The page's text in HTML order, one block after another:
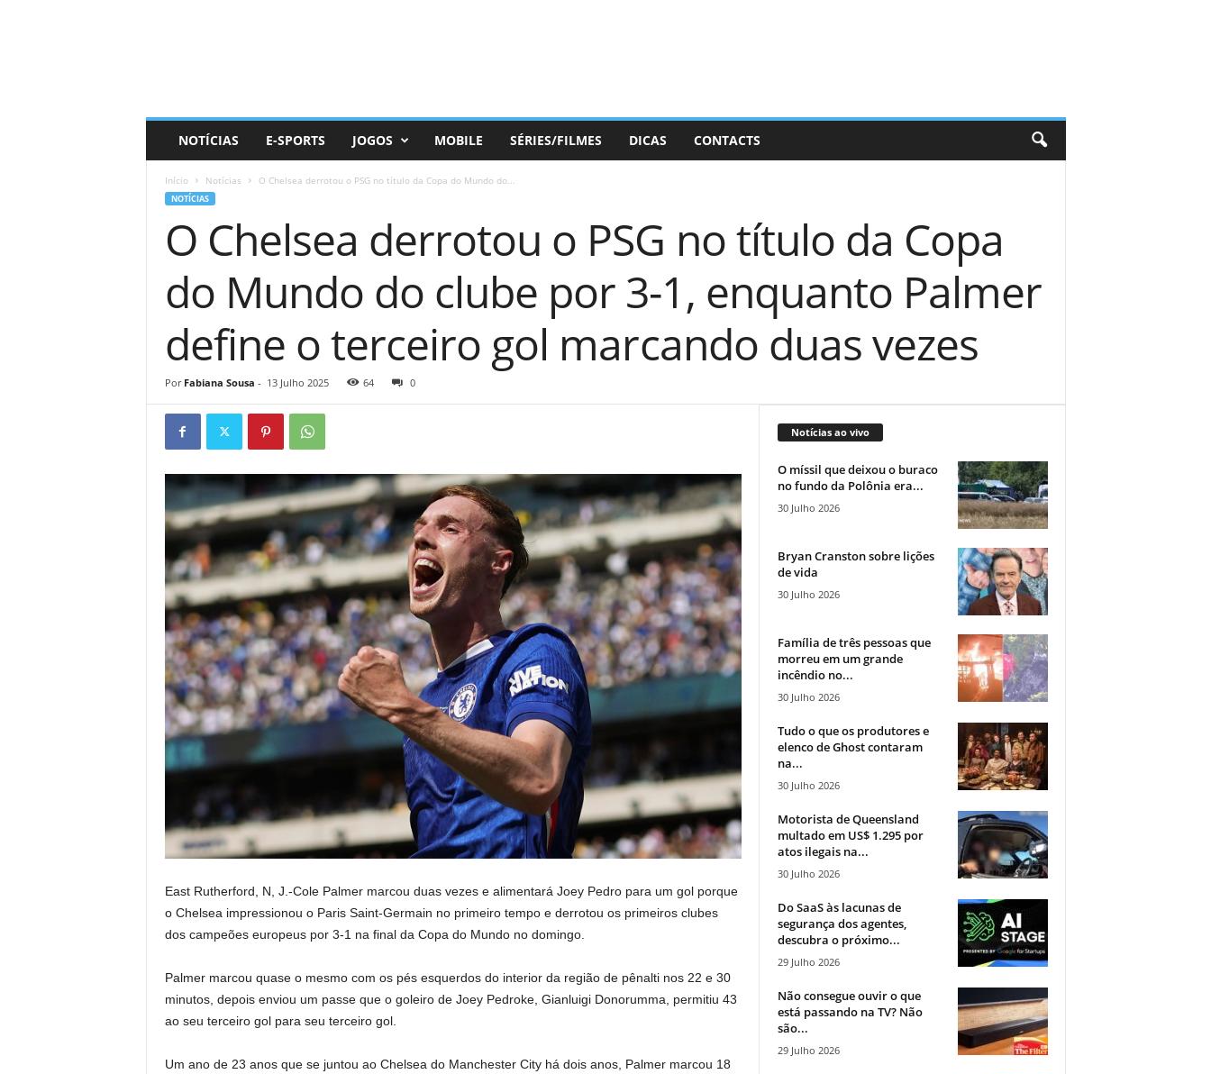
NOTÍCIAS E-SPORTS JOGOS MOBILE SÉRIES/FILMES DICAS CONTACTS
Início Notícias O Chelsea derrotou o PSG no título da Copa do Mundo do...
NOTÍCIAS
O Chelsea derrotou o PSG no título da Copa
do Mundo do clube por 3-1, enquanto Palmer
define o terceiro gol marcando duas vezes
Por Fabiana Sousa - 13 Julho 2025 64 0
East Rutherford, N, J.-Cole Palmer marcou duas vezes e alimentará Joey Pedro para um gol porque
o Chelsea impressionou o Paris Saint-Germain no primeiro tempo e derrotou os primeiros clubes
dos campeões europeus por 3-1 na final da Copa do Mundo no domingo.
Palmer marcou quase o mesmo com os pés esquerdos do interior da região de pênalti nos 22 e 30
minutos, depois enviou um passe que o goleiro de Joey Pedroke, Gianluigi Donorumma, permitiu 43
ao seu terceiro gol para seu terceiro gol.
Um ano de 23 anos que se juntou ao Chelsea do Manchester City há dois anos, Palmer marcou 18
Notícias ao vivo
O míssil que deixou o buraco
no fundo da Polônia era...
30 Julho 2026
Bryan Cranston sobre lições
de vida
30 Julho 2026
Família de três pessoas que
morreu em um grande
incêndio no...
30 Julho 2026
Tudo o que os produtores e
elenco de Ghost contaram
na...
30 Julho 2026
Motorista de Queensland
multado em US$ 1.295 por
atos ilegais na...
30 Julho 2026
Do SaaS às lacunas de
segurança dos agentes,
descubra o próximo...
29 Julho 2026
Não consegue ouvir o que
está passando na TV? Não
são...
29 Julho 2026